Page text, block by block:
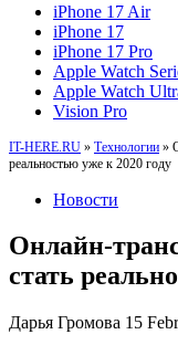
iPhone 17 Air
iPhone 17
iPhone 17 Pro
Apple Watch
Apple Watch
Vision Pro
IT-HERE.RU » Технологии »
реальностью уже к 2020 году
Новости
Онлайн-
стать
Дарья Громова 15